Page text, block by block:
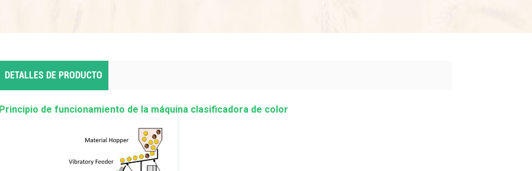
DETALLES DE PRODUCTO
Principio de funcionamiento de la máquina clasificadora de color